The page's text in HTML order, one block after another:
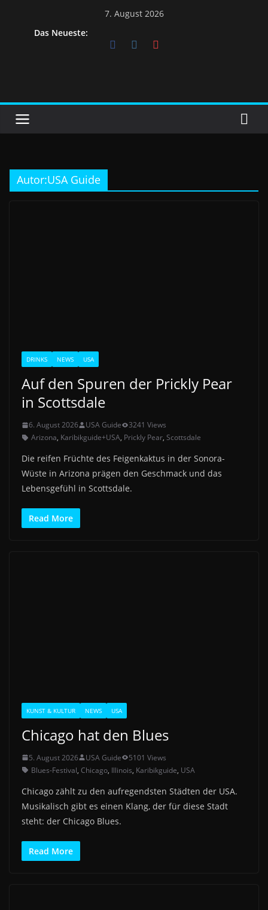
7. August 2026
Das Neueste:
Autor:USA Guide
DRINKS NEWS USA
Auf den Spuren der Prickly Pear
in Scottsdale
6. August 2026 USA Guide
3241 Views
Arizona, Karibikguide+USA, Prickly Pear, Scottsdale
Die reifen Früchte des Feigenkaktus in der Sonora-
Wüste in Arizona prägen den Geschmack und das
Lebensgefühl in Scottsdale.
Read More
KUNST & KULTUR NEWS USA
Chicago hat den Blues
5. August 2026 USA Guide
5101 Views
Blues-Festival, Chicago, Illinois, Karibikguide, USA
Chicago zählt zu den aufregendsten Städten der USA.
Musikalisch gibt es einen Klang, der für diese Stadt
steht: der Chicago Blues.
Read More